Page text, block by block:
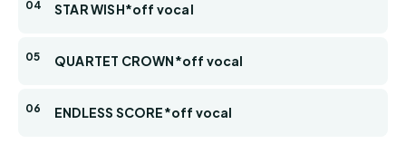
STAR WISH*off vocal
QUARTET CROWN*off vocal
ENDLESS SCORE*off vocal